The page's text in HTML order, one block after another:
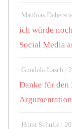
Matthias
ich würde
Social Media
Gundula Lasch |
Danke für den
Horst Schulte |